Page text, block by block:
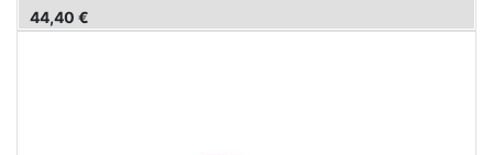
44,40 €